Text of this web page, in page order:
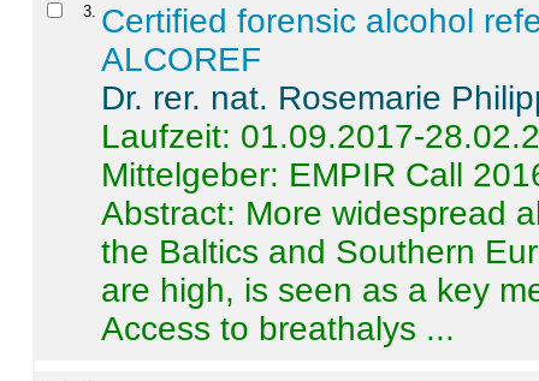
3 Certified forensic alcohol
ALCOREF
Dr. rer. nat. Rosemarie
Laufzeit: 01.09.2017-
Mittelgeber: EMPIR Call
Abstract: More widespread
the Baltics and Southern
are high, is seen as a key
Access to breathalys ...